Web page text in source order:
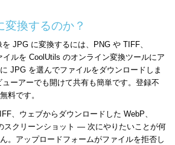
換するのか？
を JPG に変換するには、PNG や TIFF、
ルを CoolUtils のオンライン変換ツールにア
JPG を選んでファイルをダウンロードしま
ーアーでも開けて共有も簡単です。登録不
料です。
、ウェブからダウンロードした WebP、
スクリーンショット — 次にやりたいことが何
。アップロードフォームがファイルを拒否し